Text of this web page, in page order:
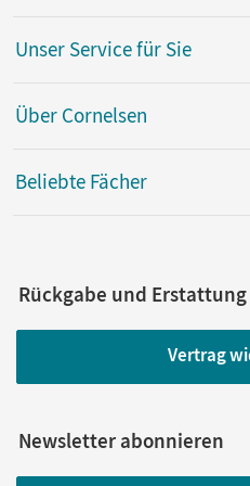
Unser Service für Sie
Über Cornelsen
Beliebte Fächer
Rückgabe und Erstattung
Vertrag
Newsletter abonnieren